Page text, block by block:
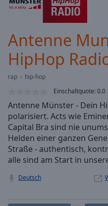
Current
Duration-:-
Loaded
0.00%
Stream
Type
LIVE
live,
currently
behind
liveLIVE
Remaining
Time-
Rate
Antenne
HipHop
rap
hip-hop
Einschaltquote:0.0
Antenne Münster - Dein
polarisiert. Acts wie
Capital Bra sind nie
Helden einer ganzen
Straße - authentisch,
alle sind am Start in
Deutsch